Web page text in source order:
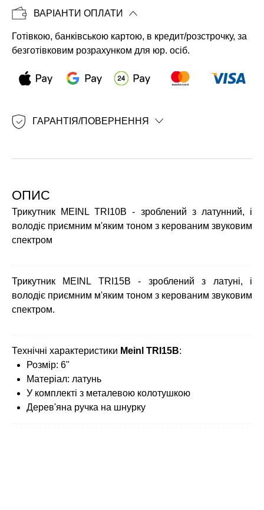
ВАРІАНТИ ОПЛАТИ
Готівкою, банківською картою, в кредит/розстрочку, за
безготівковим розрахунком для юр. осіб.
ГАРАНТІЯ/ПОВЕРНЕННЯ
ОПИС
Трикутник MEINL TRI10B - зроблений з латунний, і
володіє приємним м'яким тоном з керованим звуковим
спектром
Трикутник MEINL TRI15B - зроблений з латуні, і
володіє приємним м'яким тоном з керованим звуковим
спектром.
Технічні характеристики Meinl TRI15B:
Розмір: 6"
Матеріал: латунь
У комплекті з металевою колотушкою
Дерев'яна ручка на шнурку